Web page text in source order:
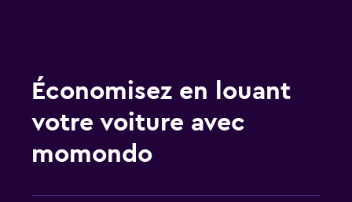
Économisez en louant
votre voiture avec
momondo